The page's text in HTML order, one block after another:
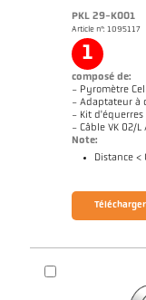
PKL 29-K001
Article n°: 1095117
1
composé de:
- Pyromètre
- Adaptateur à
- Kit d'équerres
- Câble VK 02/L
Note:
Distance <
Brochure CellaTemp PK
Télécharger